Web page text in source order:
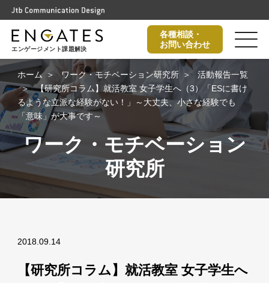
エンゲージメント課題解決
各種相談・
お問い合わせ
ホーム ワーク・モチベーション研究所
活動報告一覧
【研究所コラム】就活教室 女子学生へ（3）「ESに書け
るような立派な経験がない！」～大丈夫、小さな経験でも
「意味」が大事です～
ワーク・モチベーション
研究所
2018.09.14
【研究所コラム】就活教室 女子学生へ